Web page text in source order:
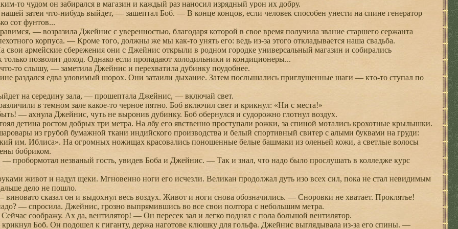
то чудом он забирался в магазин и каждый раз наносил изрядный урон их добру.
затеи что-нибудь выйдет, — зашептал Боб. — В конце концов, если человек способен унести на спине генератор
сот фунтов...
— возразила Джейнис с уверенностью, благодаря которой в свое время получила звание старшего сержанта
корпуса. — Кроме того, должны же мы как-то унять его: ведь из-за этого откладывается наша свадьба.
армейские сбережения они с Джейнис открыли в родном городке универсальный магазин и собирались
только позволит доход. Однако если пропадают холодильники и кондиционеры...
то слышу, — заметила Джейнис и перехватила дубинку поудобнее.
раздался едва уловимый шорох. Они затаили дыхание. Затем послышались приглушенные шаги — кто-то ступал по
на середину зала, — прошептала Джейнис, — включай свет.
в темном зале какое-то черное пятно. Боб включил свет и крикнул: «Ни с места!»
— ахнула Джейнис, чуть не выронив дубинку. Боб обернулся и судорожно глотнул воздух.
детина ростом добрых три метра. На лбу его явственно проступали рожки, за спиной мотались крохотные крылышки.
из грубой бумажной ткани индийского производства и белый спортивный свитер с алыми буквами на груди:
им. Иблиса». На огромных ножищах красовались поношенные белые башмаки из оленьей кожи, а светлые волосы
бобриком.
незваный гость, увидев Боба и Джейнис. — Так и знал, что надо было прослушать в колледже курс
живот и надул щеки. Мгновенно ноги его исчезли. Великан продолжал дуть изо всех сил, пока не стал невидимым
дело не пошло.
сказал он и выдохнул весь воздух. Живот и ноги снова обозначились. — Сноровки не хватает. Проклятье!
— спросила. Джейнис, грозно выпрямившись во все свои полтора с небольшим метра.
соображу. Ах да, вентилятор! — Он пересек зал и легко поднял с пола большой вентилятор.
Боб. Он подошел к гиганту, держа наготове клюшку для гольфа. Джейнис выглядывала из-за его спины. —